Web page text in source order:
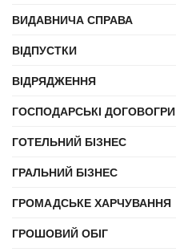
ВИДАВНИЧА СПРАВА
ВІДПУСТКИ
ВІДРЯДЖЕННЯ
ГОСПОДАРСЬКІ ДОГОВОГРИ
ГОТЕЛЬНИЙ БІЗНЕС
ГРАЛЬНИЙ БІЗНЕС
ГРОМАДСЬКЕ ХАРЧУВАННЯ
ГРОШОВИЙ ОБІГ